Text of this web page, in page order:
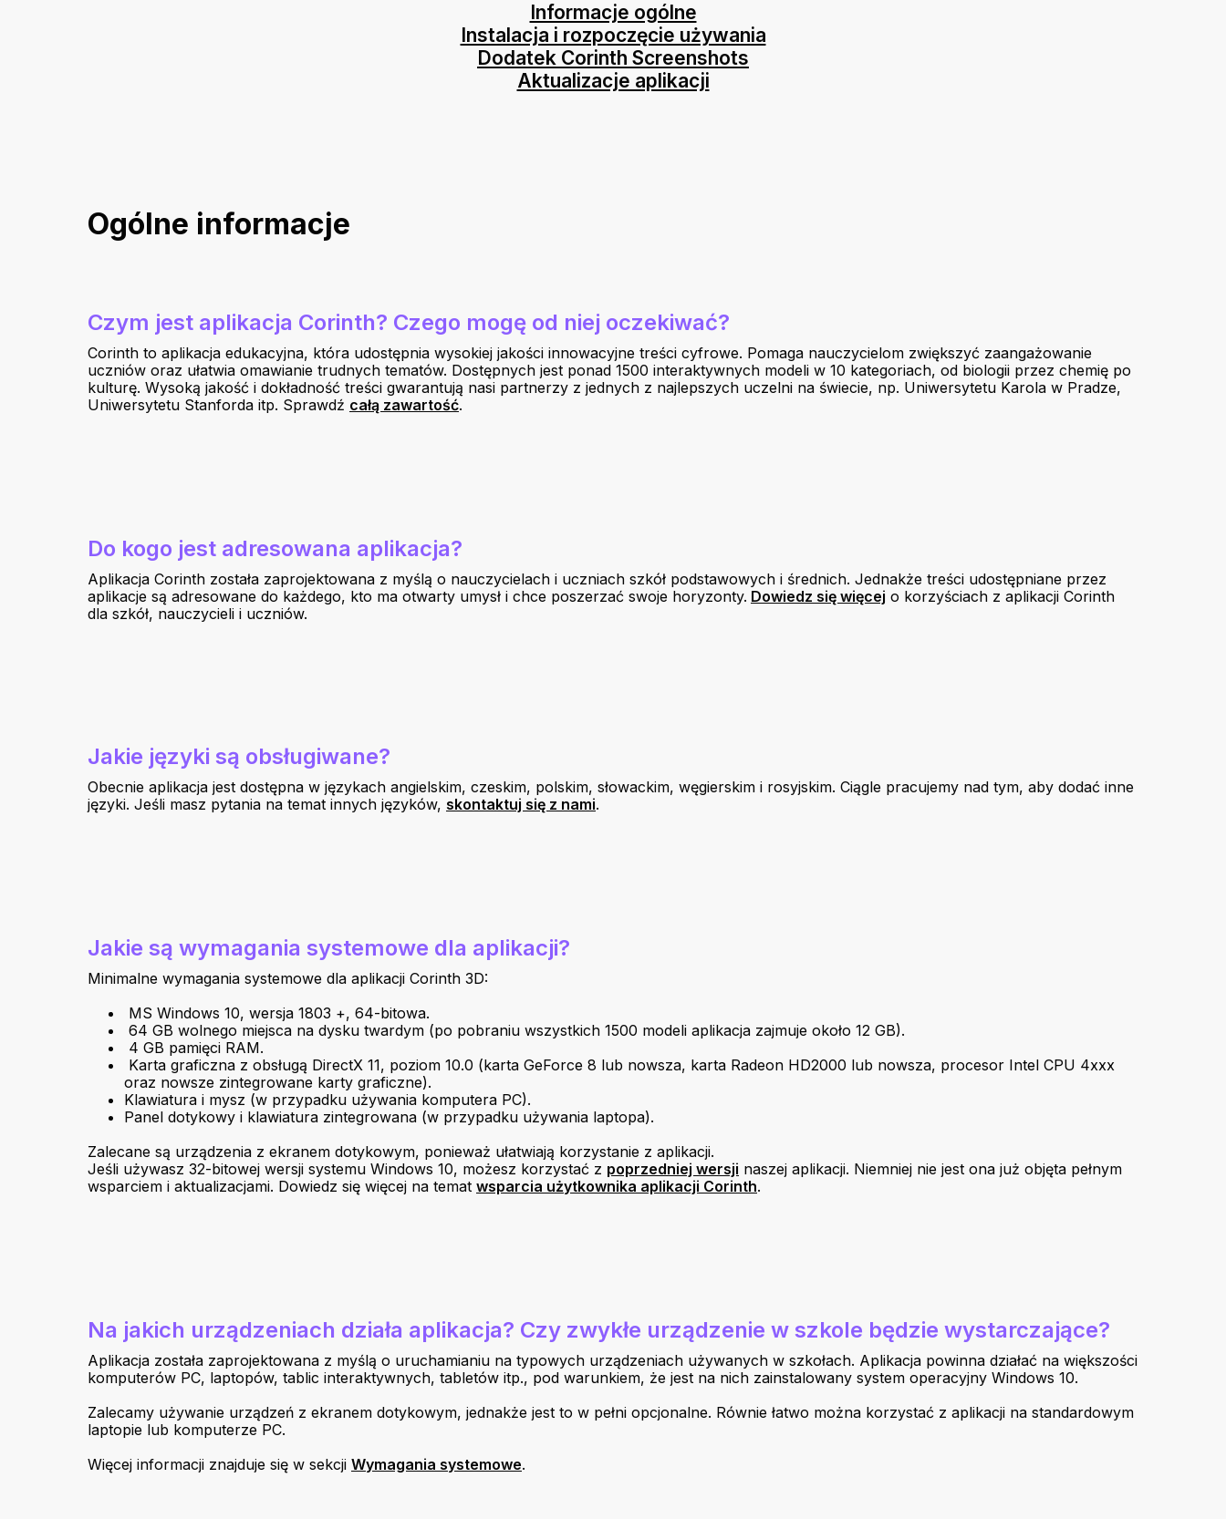
Informacje ogólne
Instalacja i rozpoczęcie używania
Dodatek Corinth Screenshots
Aktualizacje aplikacji
Ogólne informacje
Czym jest aplikacja Corinth? Czego mogę od niej oczekiwać?
Corinth to aplikacja edukacyjna, która udostępnia wysokiej jakości innowacyjne treści cyfrowe. Pomaga nauczycielom zwiększyć zaangażowanie
uczniów oraz ułatwia omawianie trudnych tematów. Dostępnych jest ponad 1500 interaktywnych modeli w 10 kategoriach, od biologii przez chemię po
kulturę. Wysoką jakość i dokładność treści gwarantują nasi partnerzy z jednych z najlepszych uczelni na świecie, np. Uniwersytetu Karola w Pradze,
Uniwersytetu Stanforda itp. Sprawdź całą zawartość.
Do kogo jest adresowana aplikacja?
Aplikacja Corinth została zaprojektowana z myślą o nauczycielach i uczniach szkół podstawowych i średnich. Jednakże treści udostępniane przez
aplikacje są adresowane do każdego, kto ma otwarty umysł i chce poszerzać swoje horyzonty. Dowiedz się więcej o korzyściach z aplikacji Corinth
dla szkół, nauczycieli i uczniów.
Jakie języki są obsługiwane?
Obecnie aplikacja jest dostępna w językach angielskim, czeskim, polskim, słowackim, węgierskim i rosyjskim. Ciągle pracujemy nad tym, aby dodać inne
języki. Jeśli masz pytania na temat innych języków, skontaktuj się z nami.
Jakie są wymagania systemowe dla aplikacji?
Minimalne wymagania systemowe dla aplikacji Corinth 3D:
MS Windows 10, wersja 1803 +, 64-bitowa.
64 GB wolnego miejsca na dysku twardym (po pobraniu wszystkich 1500 modeli aplikacja zajmuje około 12 GB).
4 GB pamięci RAM.
Karta graficzna z obsługą DirectX 11, poziom 10.0 (karta GeForce 8 lub nowsza, karta Radeon HD2000 lub nowsza, procesor Intel CPU 4xxx
oraz nowsze zintegrowane karty graficzne).
Klawiatura i mysz (w przypadku używania komputera PC).
Panel dotykowy i klawiatura zintegrowana (w przypadku używania laptopa).
Zalecane są urządzenia z ekranem dotykowym, ponieważ ułatwiają korzystanie z aplikacji.
Jeśli używasz 32-bitowej wersji systemu Windows 10, możesz korzystać z poprzedniej wersji naszej aplikacji. Niemniej nie jest ona już objęta pełnym
wsparciem i aktualizacjami. Dowiedz się więcej na temat wsparcia użytkownika aplikacji Corinth.
Na jakich urządzeniach działa aplikacja? Czy zwykłe urządzenie w szkole będzie wystarczające?
Aplikacja została zaprojektowana z myślą o uruchamianiu na typowych urządzeniach używanych w szkołach. Aplikacja powinna działać na większości
komputerów PC, laptopów, tablic interaktywnych, tabletów itp., pod warunkiem, że jest na nich zainstalowany system operacyjny Windows 10.
Zalecamy używanie urządzeń z ekranem dotykowym, jednakże jest to w pełni opcjonalne. Równie łatwo można korzystać z aplikacji na standardowym
laptopie lub komputerze PC.
Więcej informacji znajduje się w sekcji Wymagania systemowe.